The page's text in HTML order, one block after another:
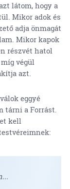
látom, hogy a
Mikor adok és
adja önmagát
Mikor kapok
részvét hatol
végül
azt.
eggyé
tárni a Forrást.
kell